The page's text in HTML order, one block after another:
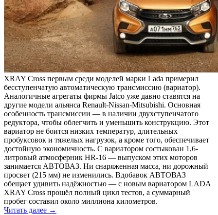
XRAY Cross первым среди моделей марки Lada примерил
бесступенчатую автоматическую трансмиссию (вариатор).
Аналогичные агрегаты фирмы Jatco уже давно ставятся на
другие модели альянса Renault-Nissan-Mitsubishi. Основная
особенность трансмиссии — в наличии двухступенчатого
редуктора, чтобы облегчить и уменьшить конструкцию. Этот
вариатор не боится низких температур, длительных
пробуксовок и тяжелых нагрузок, а кроме того, обеспечивает
достойную экономичность. С вариатором состыкован 1,6-
литровый атмосферник HR-16 — выпуском этих моторов
занимается АВТОВАЗ. Ни снаряженная масса, ни дорожный
просвет (215 мм) не изменились. Вдобавок АВТОВАЗ
обещает удивить надёжностью — с новым вариатором LADA
XRAY Cross прошёл полный цикл тестов, а суммарный
пробег составил около миллиона километров.
Читать далее →